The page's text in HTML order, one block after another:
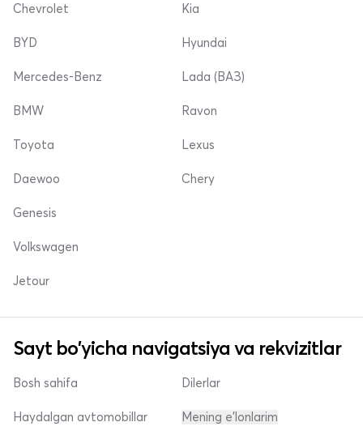
Chevrolet
BYD
Mercedes-Benz
Kia
Hyundai
Lada (ВАЗ)
BMW
Toyota
Daewoo
Ravon
Lexus
Chery
Genesis
Volkswagen
Jetour
Sayt bo'yicha navigatsiya va rekvizitlar
Bosh sahifa
Haydalgan avtomobillar
Dilerlar
Mening e'lonlarim